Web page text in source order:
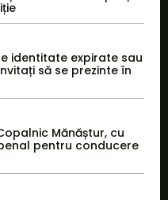
identitate expirate sau
să se prezinte în
Mănăștur, cu
pentru conducere